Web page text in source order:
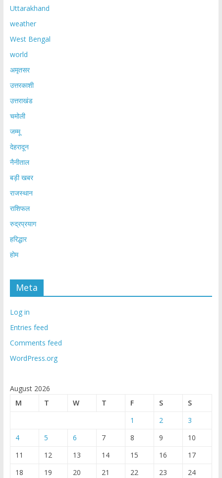
Uttarakhand
weather
West Bengal
world
अमृतसर
उत्तरकाशी
उत्तराखंड
चमोली
जम्मू
देहरादून
नैनीताल
बड़ी खबर
राजस्थान
राशिफल
रुद्रप्रयाग
हरिद्धार
होम
Meta
Log in
Entries feed
Comments feed
WordPress.org
August 2026
M
T W T F S
S
1
2
3
4
5 6 7 8 9
10
11
12 13 14 15 16
17
18
19 20 21 22 23 24